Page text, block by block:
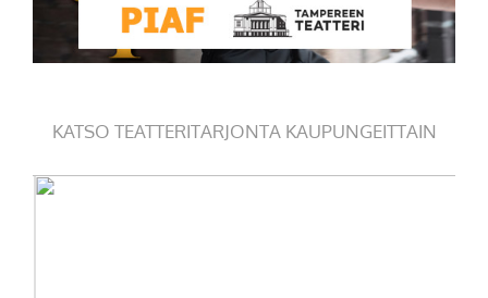
KATSO TEATTERITARJONTA KAUPUNGEITTAIN